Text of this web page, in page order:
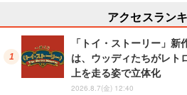
アクセスラン
「トイ・ストーリー」
は、ウッディたちがレト
上を走る姿で立体化
2026.8.7(金) 12:40